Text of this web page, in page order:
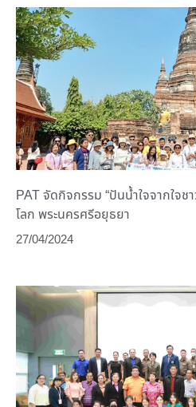
PAT จัดกิจกรรม “ปันน้ำใจจากใจ
โลก พระนครศรีอยุธยา
27/04/2024